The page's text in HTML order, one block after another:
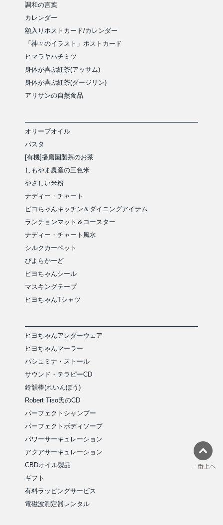
調和の言葉
カレンダー
額入りポストカード/カレンダー
「神々のイラスト」ポストカード
ヒマラヤハチミツ
身体が喜ぶ紅茶(アッサム)
身体が喜ぶ紅茶(ダージリン)
アリサンの自然食品
オリーブオイル
パスタ
[有機]播磨園製茶のお茶
しもやま農産の三色米
やさしい米粉
ナディー・チャート
ピヨちゃんキッチン＆ダイニングアイテム
ランチョンマット＆コースター
ナディー・チャート風水
シルクカーペット
ぴよらかーど
ピヨちゃんシール
マスキングテープ
ピヨちゃんTシャツ
ピヨちゃんアンダーウェア
ピヨちゃんマーラー
パシュミナ・ストール
サウンド・テラピーCD
鈴韻棒(れいんぼう)
Robert Tiso氏のCD
パーフェクトシャンプー
パーフェクトボディソープ
パワーサーキュレーション
アクアサーキュレーション
CBDオイル製品
ギフト
有料ラッピングサービス
電磁波測定器レンタル